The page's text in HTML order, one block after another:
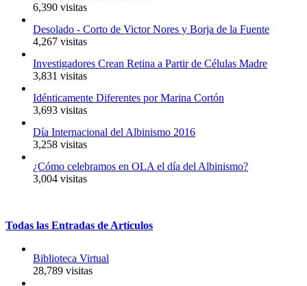
6,390 visitas
Desolado - Corto de Victor Nores y Borja de la Fuente
4,267 visitas
Investigadores Crean Retina a Partir de Células Madre
3,831 visitas
Idénticamente Diferentes por Marina Cortón
3,693 visitas
Día Internacional del Albinismo 2016
3,258 visitas
¿Cómo celebramos en OLA el día del Albinismo?
3,004 visitas
Todas las Entradas de Artículos
Biblioteca Virtual
28,789 visitas